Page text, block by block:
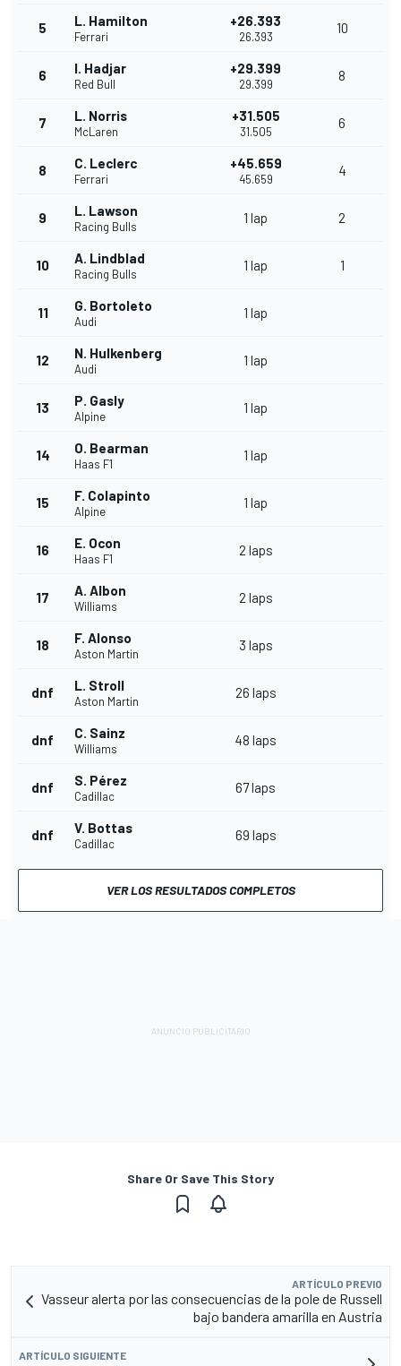
5 L. Hamilton
Ferrari
+26.393
26.393
10
6 I. Hadjar
Red Bull
+29.399
29.399
8
7 L. Norris
McLaren
+31.505
31.505
6
8 C. Leclerc
Ferrari
+45.659
45.659
4
9 L. Lawson
Racing Bulls
1 lap 2
10 A. Lindblad
Racing Bulls
1 lap 1
11 G. Bortoleto
Audi
1 lap
12 N. Hulkenberg
Audi
1 lap
13 P. Gasly
Alpine
1 lap
14 O. Bearman
Haas F1
1 lap
15 F. Colapinto
Alpine
1 lap
16 E. Ocon
Haas F1
2 laps
17 A. Albon
Williams
2 laps
18 F. Alonso
Aston Martin
3 laps
dnf L. Stroll
Aston Martin
26 laps
dnf C. Sainz
Williams
48 laps
dnf S. Pérez
Cadillac
67 laps
dnf V. Bottas
Cadillac
69 laps
VER LOS RESULTADOS COMPLETOS
Share Or Save This Story
ARTÍCULO PREVIO
Vasseur alerta por las consecuencias de la pole de Russell
bajo bandera amarilla en Austria
ARTÍCULO SIGUIENTE